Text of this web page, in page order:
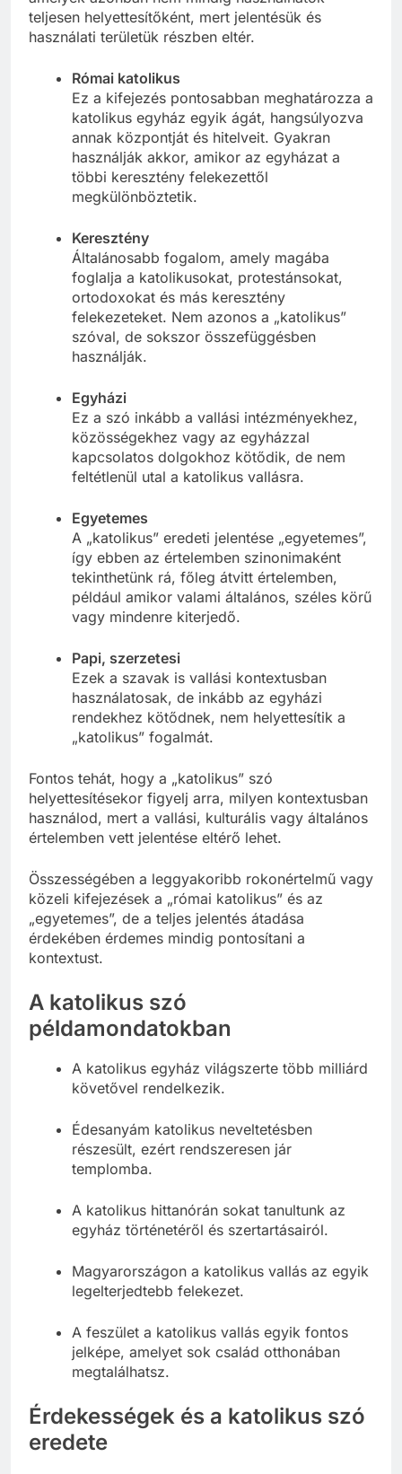
teljesen helyettesítőként, mert jelentésük és
használati területük részben eltér.
Római katolikus
Ez a kifejezés pontosabban meghatározza a
katolikus egyház egyik ágát, hangsúlyozva
annak központját és hitelveit. Gyakran
használják akkor, amikor az egyházat a
többi keresztény felekezettől
megkülönböztetik.
Keresztény
Általánosabb fogalom, amely magába
foglalja a katolikusokat, protestánsokat,
ortodoxokat és más keresztény
felekezeteket. Nem azonos a „katolikus”
szóval, de sokszor összefüggésben
használják.
Egyházi
Ez a szó inkább a vallási intézményekhez,
közösségekhez vagy az egyházzal
kapcsolatos dolgokhoz kötődik, de nem
feltétlenül utal a katolikus vallásra.
Egyetemes
A „katolikus” eredeti jelentése „egyetemes”,
így ebben az értelemben szinonimaként
tekinthetünk rá, főleg átvitt értelemben,
például amikor valami általános, széles körű
vagy mindenre kiterjedő.
Papi, szerzetesi
Ezek a szavak is vallási kontextusban
használatosak, de inkább az egyházi
rendekhez kötődnek, nem helyettesítik a
„katolikus” fogalmát.
Fontos tehát, hogy a „katolikus” szó
helyettesítésekor figyelj arra, milyen kontextusban
használod, mert a vallási, kulturális vagy általános
értelemben vett jelentése eltérő lehet.
Összességében a leggyakoribb rokonértelmű vagy
közeli kifejezések a „római katolikus” és az
„egyetemes”, de a teljes jelentés átadása
érdekében érdemes mindig pontosítani a
kontextust.
A katolikus szó
példamondatokban
A katolikus egyház világszerte több milliárd
követővel rendelkezik.
Édesanyám katolikus neveltetésben
részesült, ezért rendszeresen jár
templomba.
A katolikus hittanórán sokat tanultunk az
egyház történetéről és szertartásairól.
Magyarországon a katolikus vallás az egyik
legelterjedtebb felekezet.
A feszület a katolikus vallás egyik fontos
jelképe, amelyet sok család otthonában
megtalálhatsz.
Érdekességek és a katolikus szó
eredete